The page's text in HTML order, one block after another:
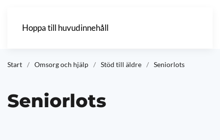
Hoppa till huvudinnehåll
Start Omsorg och hjälp Stöd till äldre Seniorlots
Seniorlots